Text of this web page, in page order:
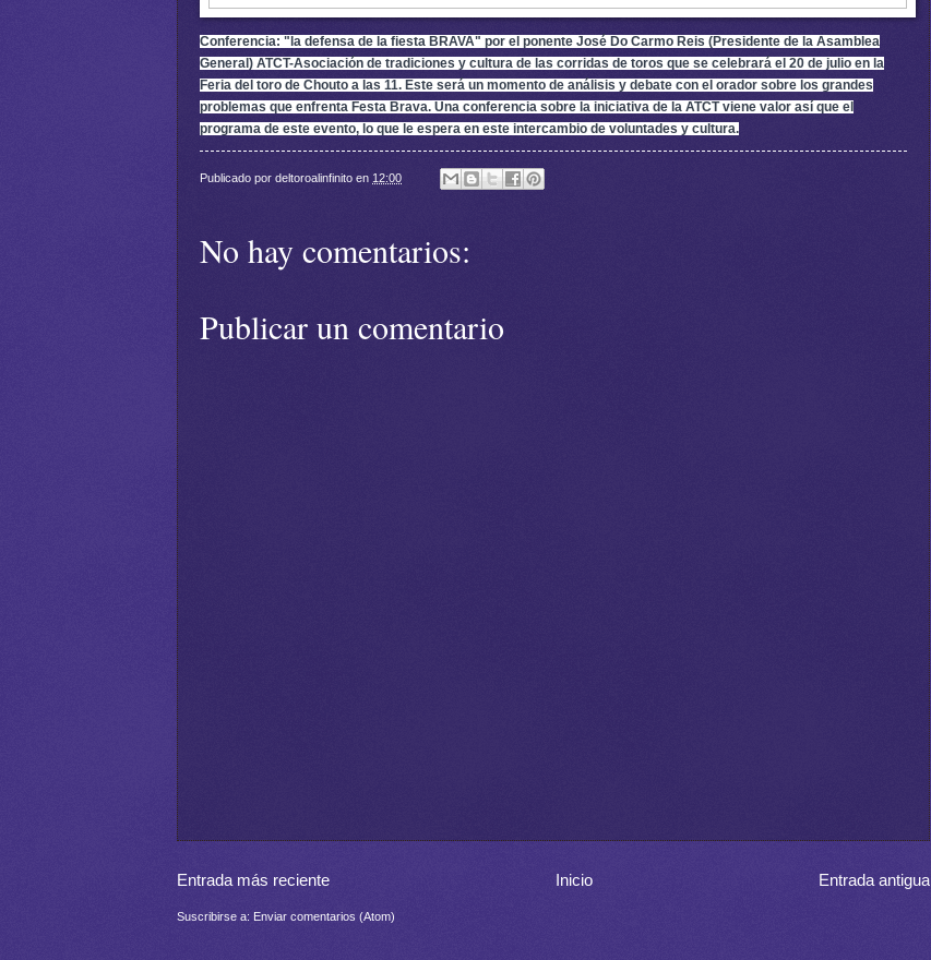
Conferencia: "la defensa de la fiesta BRAVA" por el ponente José Do Carmo Reis (Presidente de la Asamblea
General) ATCT-Asociación de tradiciones y cultura de las corridas de toros que se celebrará el 20 de julio en la
Feria del toro de Chouto a las 11. Este será un momento de análisis y debate con el orador sobre los grandes
problemas que enfrenta Festa Brava. Una conferencia sobre la iniciativa de la ATCT viene valor así que el
programa de este evento, lo que le espera en este intercambio de voluntades y cultura.
Publicado por deltoroalinfinito en 12:00
No hay comentarios:
Publicar un comentario
Entrada más reciente Entrada antigua
Inicio
Suscribirse a: Enviar comentarios (Atom)